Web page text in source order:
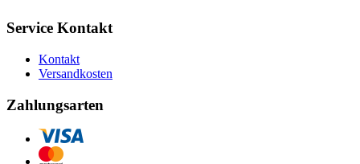
Service Kontakt
Kontakt
Versandkosten
Zahlungsarten